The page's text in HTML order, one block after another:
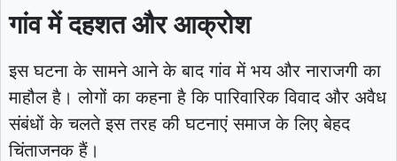
गांव में दहशत और आक्रोश
इस घटना के सामने आने के बाद गांव में भय और नाराजगी का
माहौल है। लोगों का कहना है कि पारिवारिक विवाद और अवैध
संबंधों के चलते इस तरह की घटनाएं समाज के लिए बेहद
चिंताजनक हैं।